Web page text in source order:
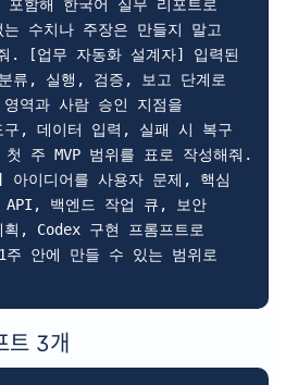
함해 한국어 실무 리포트로
수치나 주장은 만들지 말고
. [업무 자동화 설계자] 입력된
류, 실행, 검증, 보고 단계로
역과 사람 승인 지점을
구, 데이터 입력, 실패 시 복구
주 MVP 범위를 표로 작성해줘.
아이디어를 사용자 문제, 핵심
API, 백엔드 작업 큐, 보안
, Codex 구현 프롬프트로
안에 만들 수 있는 범위로
트 3개